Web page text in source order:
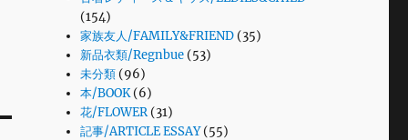
(154)
家族友人/FAMILY&FRIEND (35)
新品衣類/Regnbue (53)
未分類 (96)
本/BOOK(6)
花/FLOWER(31)
記事/ARTICLE ESSAY(55)